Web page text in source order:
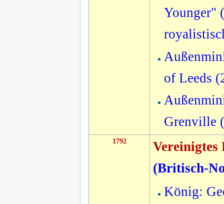
Younger"
of Leeds
Grenville
1792
(Britisch-
König: